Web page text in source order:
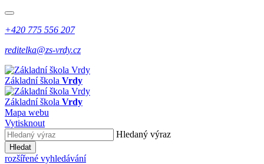
+420 775 556 207
reditelka@zs-vrdy.cz
Základní škola Vrdy
Základní škola Vrdy
Mapa webu
Vytisknout
Hledaný výraz
Hledat
rozšířené vyhledávání